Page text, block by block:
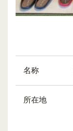
名称
所在地